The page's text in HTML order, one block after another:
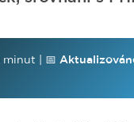
minut | 📅